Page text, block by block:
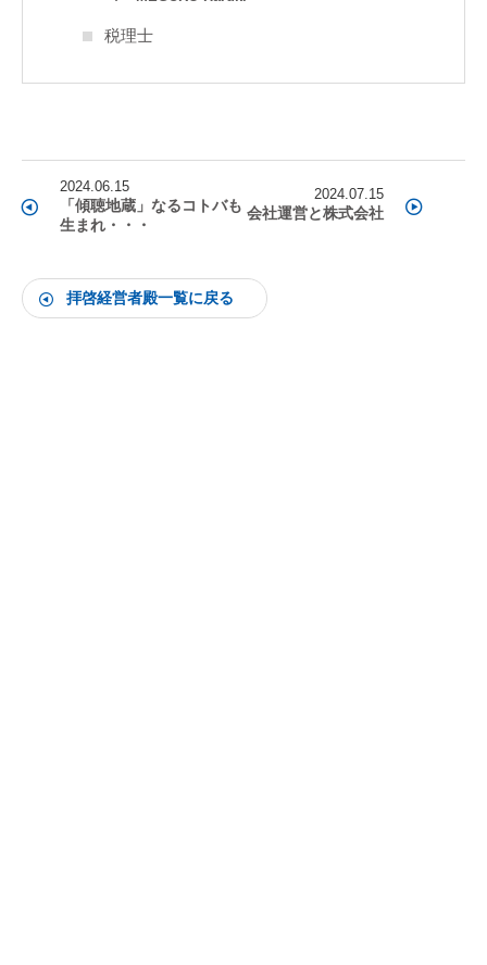
税理士
2024.06.15
「傾聴地蔵」なるコトバも
生まれ・・・
2024.07.15
会社運営と株式会社
拝啓経営者殿一覧に戻る